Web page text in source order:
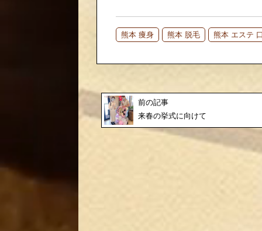
熊本 痩身 熊本 脱毛 熊本 エステ
前の記事
来春の挙式に向けて